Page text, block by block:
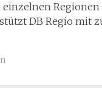
DB Regio mit